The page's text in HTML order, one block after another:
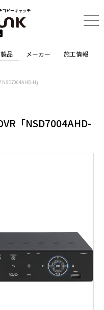
コピーキャッチ
製品 メーカー 施工情報
H」
「NSD7004AHD-